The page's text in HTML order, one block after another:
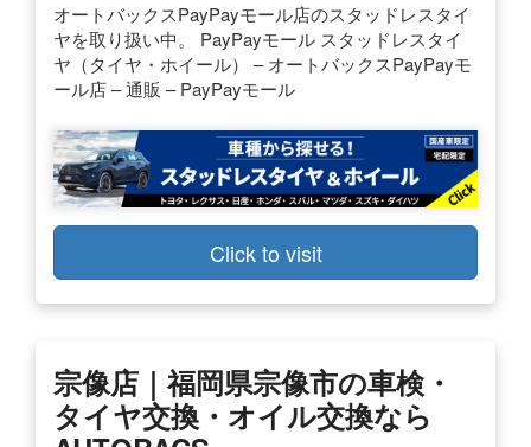
オートバックスPayPayモール店のスタッドレスタイ
ヤを取り扱い中。 PayPayモール スタッドレスタイ
ヤ（タイヤ・ホイール） – オートバックスPayPayモ
ール店 – 通販 – PayPayモール
Click to visit
宗像店｜福岡県宗像市の車検・
タイヤ交換・オイル交換なら